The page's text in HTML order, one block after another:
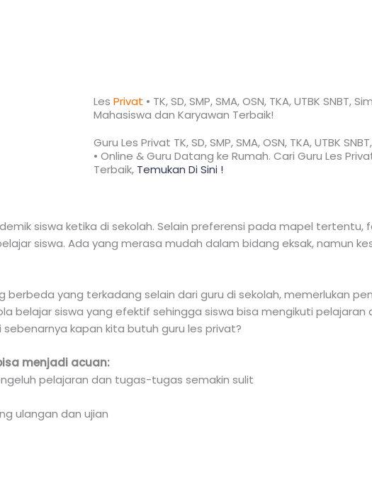
Les Privat • TK, SD, SMP, SMA, OSN, TKA, UTBK SNBT,
Mahasiswa dan Karyawan Terbaik!​
Guru Les Privat TK, SD, SMP, SMA, OSN, TKA, UTBK
• Online & Guru Datang ke Rumah. Cari Guru Les
Terbaik, Temukan Di Sini !
siswa ketika di sekolah. Selain preferensi pada mapel tertentu,
siswa. Ada yang merasa mudah dalam bidang eksak, namun
yang terkadang selain dari guru di sekolah, memerlukan
belajar siswa yang efektif sehingga siswa bisa mengikuti pelajaran
kapan kita butuh guru les privat?
menjadi acuan:
pelajaran dan tugas-tugas semakin sulit
ulangan dan ujian